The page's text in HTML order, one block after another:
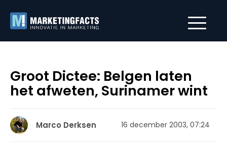
Groot Dictee: Belgen laten
het afweten, Surinamer wint
Marco Derksen 16 december 2003, 07:24